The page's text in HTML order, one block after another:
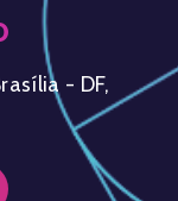
- DF,